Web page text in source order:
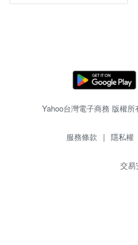
Yahoo台灣電子商務 版權
服務條款 | 隱私權
交易